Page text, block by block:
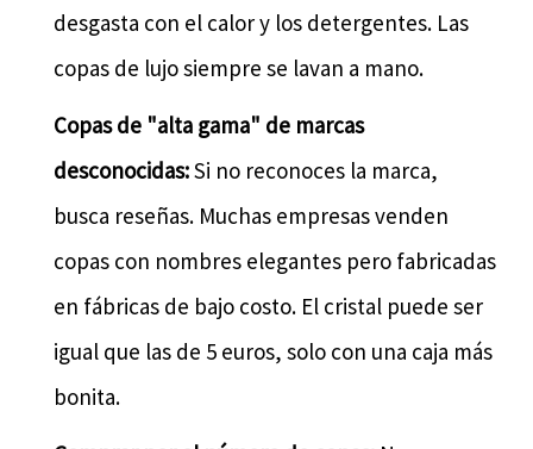
desgasta con el calor y los detergentes. Las
copas de lujo siempre se lavan a mano.
Copas de "alta gama" de marcas
desconocidas:Si no reconoces la marca,
busca reseñas. Muchas empresas venden
copas con nombres elegantes pero fabricadas
en fábricas de bajo costo. El cristal puede ser
igual que las de 5 euros, solo con una caja más
bonita.